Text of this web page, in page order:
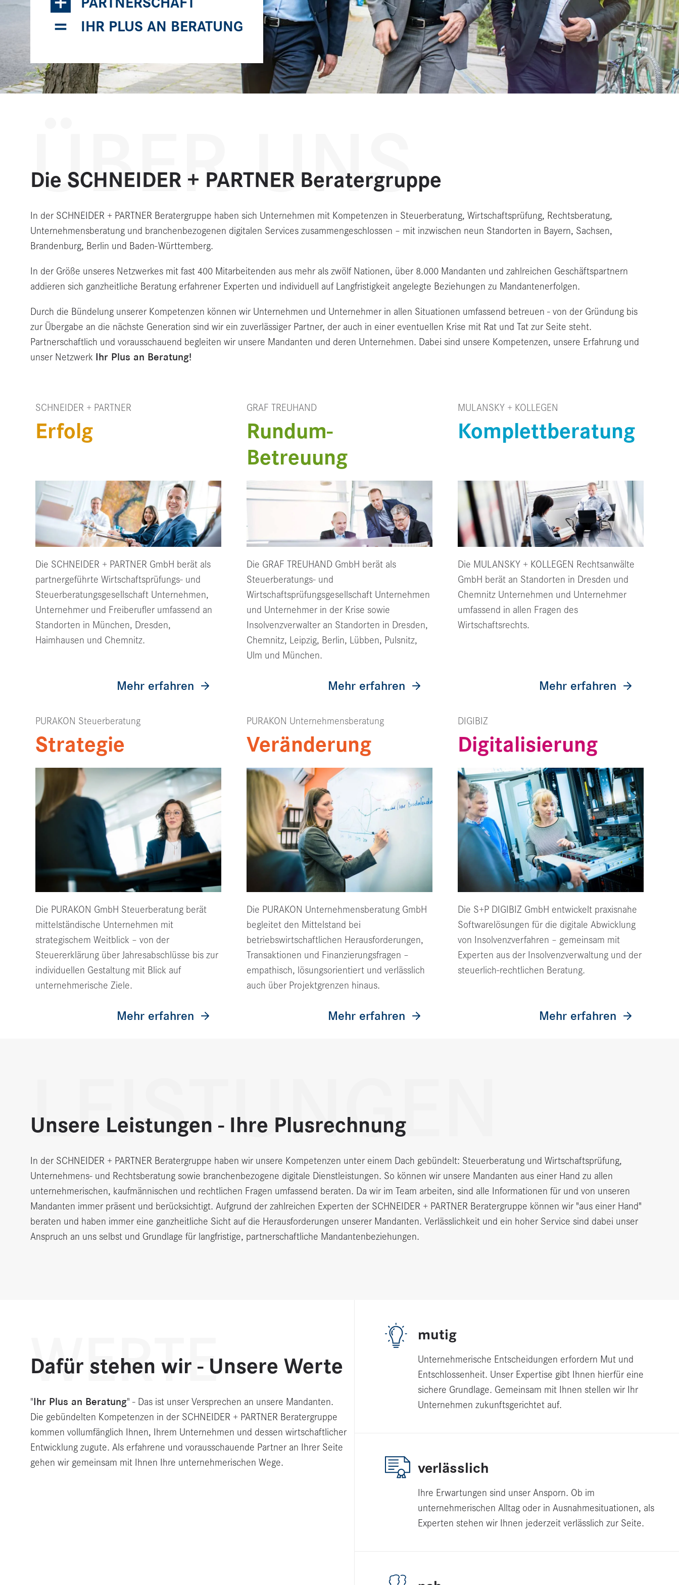
=
IHR PLUS AN BERATUNG
ÜBER UNS
Die SCHNEIDER + PARTNER Beratergruppe
In der SCHNEIDER + PARTNER Beratergruppe haben sich Unternehmen mit Kompetenzen in Steuerberatung, Wirtschaftsprüfung, Rechtsberatung,
Unternehmensberatung und branchenbezogenen digitalen Services zusammengeschlossen – mit inzwischen neun Standorten in Bayern, Sachsen,
Brandenburg, Berlin und Baden-Württemberg.
In der Größe unseres Netzwerkes mit fast 400 Mitarbeitenden aus mehr als zwölf Nationen, über 8.000 Mandanten und zahlreichen Geschäftspartnern
addieren sich ganzheitliche Beratung erfahrener Experten und individuell auf Langfristigkeit angelegte Beziehungen zu Mandantenerfolgen.
Durch die Bündelung unserer Kompetenzen können wir Unternehmen und Unternehmer in allen Situationen umfassend betreuen - von der Gründung bis
zur Übergabe an die nächste Generation sind wir ein zuverlässiger Partner, der auch in einer eventuellen Krise mit Rat und Tat zur Seite steht.
Partnerschaftlich und vorausschauend begleiten wir unsere Mandanten und deren Unternehmen. Dabei sind unsere Kompetenzen, unsere Erfahrung und
unser Netzwerk Ihr Plus an Beratung!
SCHNEIDER + PARTNER
Erfolg
Die SCHNEIDER + PARTNER GmbH berät als
partnergeführte Wirtschaftsprüfungs- und
Steuerberatungsgesellschaft Unternehmen,
Unternehmer und Freiberufler umfassend an
Standorten in München, Dresden,
Haimhausen und Chemnitz.
Mehr erfahren
GRAF TREUHAND
Rundum-
Betreuung
Die GRAF TREUHAND GmbH berät als
Steuerberatungs- und
Wirtschaftsprüfungsgesellschaft Unternehmen
und Unternehmer in der Krise sowie
Insolvenzverwalter an Standorten in Dresden,
Chemnitz, Leipzig, Berlin, Lübben, Pulsnitz,
Ulm und München.
Mehr erfahren
MULANSKY + KOLLEGEN
Komplettberatung
Die MULANSKY + KOLLEGEN Rechts­an­wälte
GmbH berät an Stand­orten in Dresden und
Chem­nitz Unternehmen und Unternehmer
umfassend in allen Fragen des
Wirtschaftsrechts.
Mehr erfahren
PURAKON Steuerberatung
Strategie
Die PURAKON GmbH Steuerberatung berät
mittelständische Unternehmen mit
strategischem Weitblick – von der
Steuererklärung über Jahresabschlüsse bis zur
individuellen Gestaltung mit Blick auf
unternehmerische Ziele.
Mehr erfahren
PURAKON Unternehmensberatung
Veränderung
Die PURAKON Unternehmensberatung GmbH
begleitet den Mittelstand bei
betriebswirtschaftlichen Herausforderungen,
Transaktionen und Finanzierungsfragen –
empathisch, lösungsorientiert und verlässlich
auch über Projektgrenzen hinaus.
Mehr erfahren
DIGIBIZ
Digitalisierung
Die S+P DIGIBIZ GmbH entwickelt praxisnahe
Softwarelösungen für die digitale Abwicklung
von Insolvenzverfahren – gemeinsam mit
Experten aus der Insolvenzverwaltung und der
steuerlich-rechtlichen Beratung.
Mehr erfahren
LEISTUNGEN
Unsere Leistungen - Ihre Plusrechnung
In der SCHNEIDER + PARTNER Beratergruppe haben wir unsere Kompetenzen unter einem Dach gebündelt: Steuerberatung und Wirtschaftsprüfung,
Unternehmens- und Rechtsberatung sowie branchenbezogene digitale Dienstleistungen. So können wir unsere Mandanten aus einer Hand zu allen
unternehmerischen, kaufmännischen und rechtlichen Fragen umfassend beraten. Da wir im Team arbeiten, sind alle Informationen für und von unseren
Mandanten immer präsent und berücksichtigt. Aufgrund der zahlreichen Experten der SCHNEIDER + PARTNER Beratergruppe können wir "aus einer Hand"
beraten und haben immer eine ganzheitliche Sicht auf die Herausforderungen unserer Mandanten. Verlässlichkeit und ein hoher Service sind dabei unser
Anspruch an uns selbst und Grundlage für langfristige, partnerschaftliche Mandantenbeziehungen.
WERTE
Dafür stehen wir - Unsere Werte
"Ihr Plus an Beratung" - Das ist unser Versprechen an unsere Mandanten.
Die gebündelten Kompetenzen in der SCHNEIDER + PARTNER Beratergruppe
kommen vollumfänglich Ihnen, Ihrem Unternehmen und dessen wirtschaftlicher
Entwicklung zugute. Als erfahrene und vorausschauende Partner an Ihrer Seite
gehen wir gemeinsam mit Ihnen Ihre unternehmerischen Wege.
mutig
Unter­neh­me­ri­sche Entschei­dungen erfor­dern Mut und
Entschlos­sen­heit. Unser Exper­tise gibt Ihnen hierfür eine
sichere Grund­lage. Gemeinsam mit Ihnen stellen wir Ihr
Unter­nehmen zukunfts­ge­richtet auf.
verlässlich
Ihre Erwar­tungen sind unser Ansporn. Ob im
unter­neh­me­ri­schen Alltag oder in Ausnah­me­si­tua­tionen, als
Experten stehen wir Ihnen jeder­zeit verläss­lich zur Seite.